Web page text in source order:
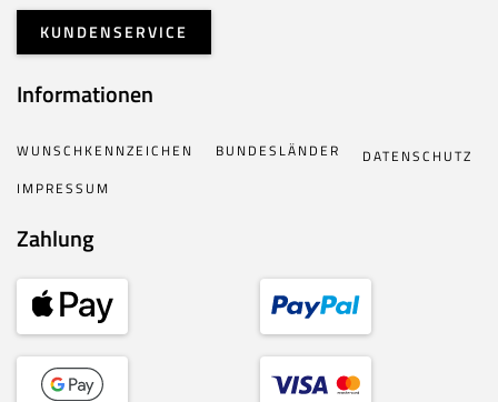
KUNDENSERVICE
Informationen
WUNSCHKENNZEICHEN BUNDESLÄNDER
DATENSCHUTZ
IMPRESSUM
Zahlung